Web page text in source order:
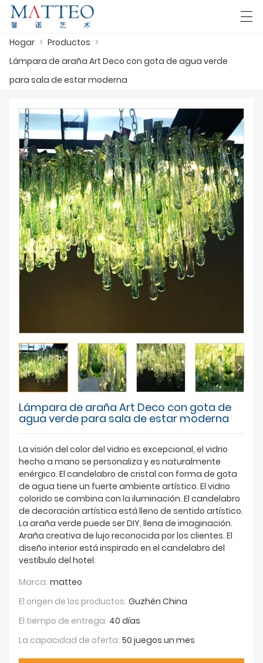
HOGAR
CASO
SOBRE NOSOTROS
PRODUCTOS
DESCARGAR
CONTÁCTENOS
العربية Deutsch
Hogar > Productos >
Lámpara de araña Art Deco con gota de agua verde
para sala de estar moderna
Lámpara de araña Art Deco con gota de
agua verde para sala de estar moderna
La visión del color del vidrio es excepcional, el vidrio
hecho a mano se personaliza y es naturalmente
enérgico. El candelabro de cristal con forma de gota
de agua tiene un fuerte ambiente artístico. El vidrio
colorido se combina con la iluminación. El candelabro
de decoración artística está lleno de sentido artístico.
La araña verde puede ser DIY, llena de imaginación.
Araña creativa de lujo reconocida por los clientes. El
diseño interior está inspirado en el candelabro del
vestíbulo del hotel.
Marca: matteo
El origen de los productos: Guzhén China
El tiempo de entrega: 40 días
La capacidad de oferta: 50 juegos un mes